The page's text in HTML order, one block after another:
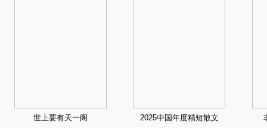
世上要有天一阁 2025中国年度精短散文